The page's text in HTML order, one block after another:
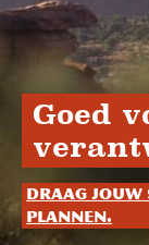
Goed
Draag
plannen.